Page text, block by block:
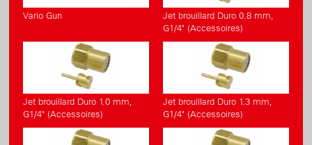
Vario Gun
Jet brouillard Duro 0.8 mm,
G1/4" (Accessoires)
Jet brouillard Duro 1.0 mm,
G1/4" (Accessoires)
Jet brouillard Duro 1.3 mm,
G1/4" (Accessoires)